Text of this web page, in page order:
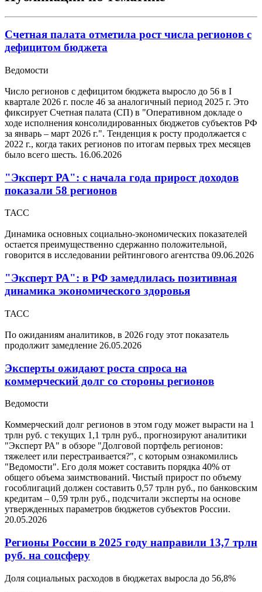
Счетная палата отметила рост числа регионов с
дефицитом бюджета
Ведомости
Число регионов с дефицитом бюджета выросло до 56 в I
квартале 2026 г. после 46 за аналогичный период 2025 г. Это
фиксирует Счетная палата (СП) в "Оперативном докладе о
ходе исполнения консолидированных бюджетов субъектов РФ
за январь – март 2026 г.". Тенденция к росту продолжается с
2022 г., когда таких регионов по итогам первых трех месяцев
было всего шесть. 16.06.2026
"Эксперт РА": с начала года прирост доходов
показали 58 регионов
ТАСС
Динамика основных социально-экономических показателей
остается преимущественно сдержанно положительной,
говорится в исследовании рейтингового агентства 09.06.2026
"Эксперт РА": в РФ замедлилась позитивная
динамика экономического здоровья
ТАСС
По ожиданиям аналитиков, в 2026 году этот показатель
продолжит замедление 26.05.2026
Эксперты ожидают роста спроса на
коммерческий долг со стороны регионов
Ведомости
Коммерческий долг регионов в этом году может вырасти на 1
трлн руб. с текущих 1,1 трлн руб., прогнозируют аналитики
"Эксперт РА" в обзоре "Долговой портфель регионов:
тяжелеет или перестраивается?", с которым ознакомились
"Ведомости". Его доля может составить порядка 40% от
общего объема заимствований. Чистый прирост по объему
гособлигаций должен составить 0,57 трлн руб., по банковским
кредитам – 0,59 трлн руб., подсчитали эксперты на основе
утвержденных параметров бюджетов субъектов России.
20.05.2026
Регионы России в 2025 году направили 13,7 трлн
руб. на соцсферу
Доля социальных расходов в бюджетах выросла до 56,8%